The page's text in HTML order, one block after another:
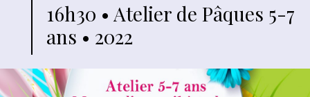
16h30 • Atelier de Pâques 5-7
ans • 2022